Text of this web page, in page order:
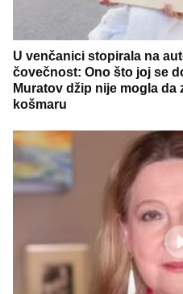
U venčanici stopirala na
čovečnost: Ono što joj se
Muratov džip nije mogla da
košmaru